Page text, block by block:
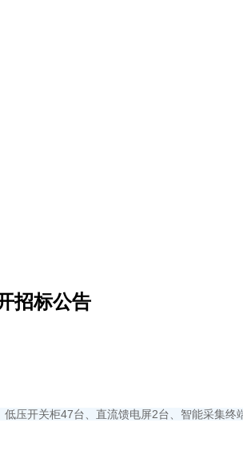
招标公告
压开关柜47台、直流馈电屏2台、智能采集终